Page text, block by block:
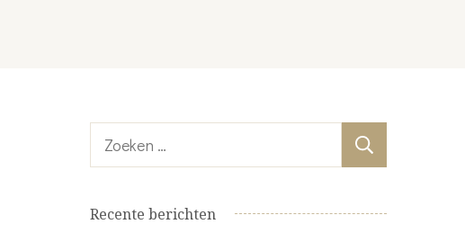
Zoeken
naar:
Recente berichten